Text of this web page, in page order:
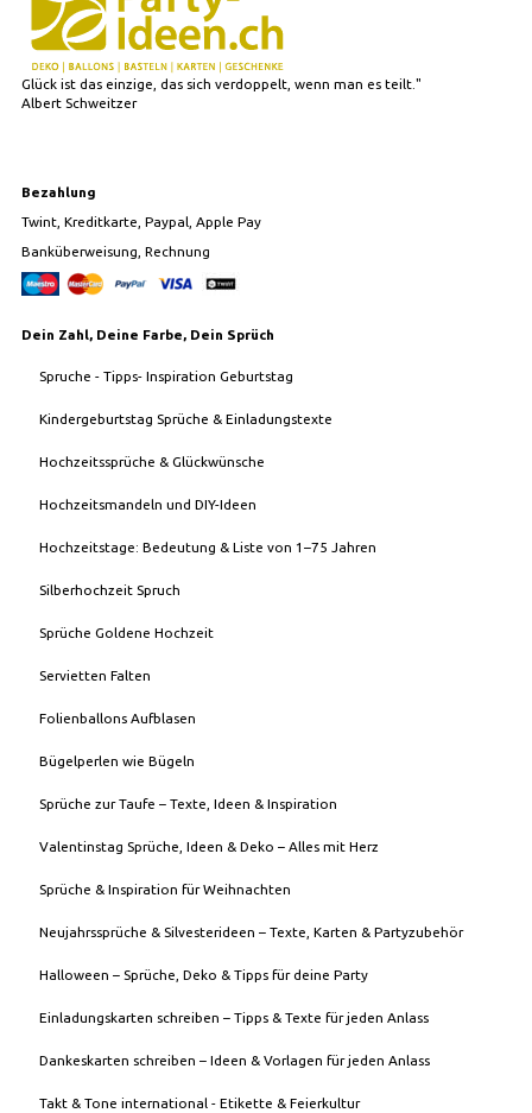
Glück ist das einzige, das sich verdoppelt, wenn man es teilt."
Albert Schweitzer
Bezahlung
Twint, Kreditkarte, Paypal, Apple Pay
Banküberweisung, Rechnung
Dein Zahl, Deine Farbe, Dein Sprüch
Spruche - Tipps- Inspiration Geburtstag
Kindergeburtstag Sprüche & Einladungstexte
Hochzeitssprüche & Glückwünsche
Hochzeitsmandeln und DIY-Ideen
Hochzeitstage: Bedeutung & Liste von 1–75 Jahren
Silberhochzeit Spruch
Sprüche Goldene Hochzeit
Servietten Falten
Folienballons Aufblasen
Bügelperlen wie Bügeln
Sprüche zur Taufe – Texte, Ideen & Inspiration
Valentinstag Sprüche, Ideen & Deko – Alles mit Herz
Sprüche & Inspiration für Weihnachten
Neujahrssprüche & Silvesterideen – Texte, Karten & Partyzubehör
Halloween – Sprüche, Deko & Tipps für deine Party
Einladungskarten schreiben – Tipps & Texte für jeden Anlass
Dankeskarten schreiben – Ideen & Vorlagen für jeden Anlass
Takt & Tone international - Etikette & Feierkultur